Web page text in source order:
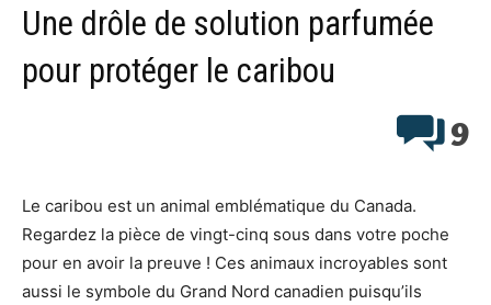
Une drôle de solution parfumée
pour protéger le caribou
9
Le caribou est un animal emblématique du Canada.
Regardez la pièce de vingt-cinq sous dans votre poche
pour en avoir la preuve ! Ces animaux incroyables sont
aussi le symbole du Grand Nord canadien puisqu’ils